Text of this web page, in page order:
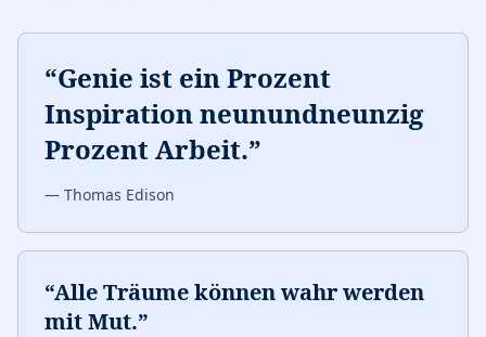
“Genie ist ein Prozent
Inspiration neunundneunzig
Prozent Arbeit.”
— Thomas Edison
“Alle Träume können wahr werden
mit Mut.”